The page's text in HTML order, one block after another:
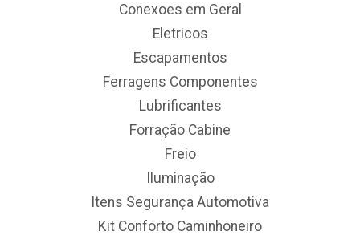
Conexoes em Geral
Eletricos
Escapamentos
Ferragens Componentes
Lubrificantes
Forração Cabine
Freio
Iluminação
Itens Segurança Automotiva
Kit Conforto Caminhoneiro